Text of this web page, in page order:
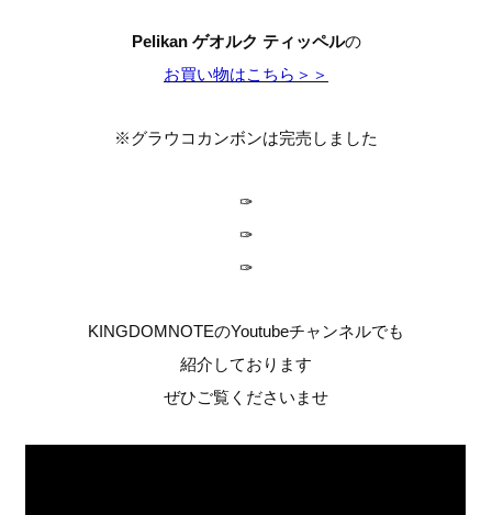
Pelikan ゲオルク ティッペルの
お買い物はこちら＞＞
※グラウコカンボンは完売しました
✑
✑
✑
KINGDOMNOTEのYoutubeチャンネルでも
紹介しております
ぜひご覧くださいませ